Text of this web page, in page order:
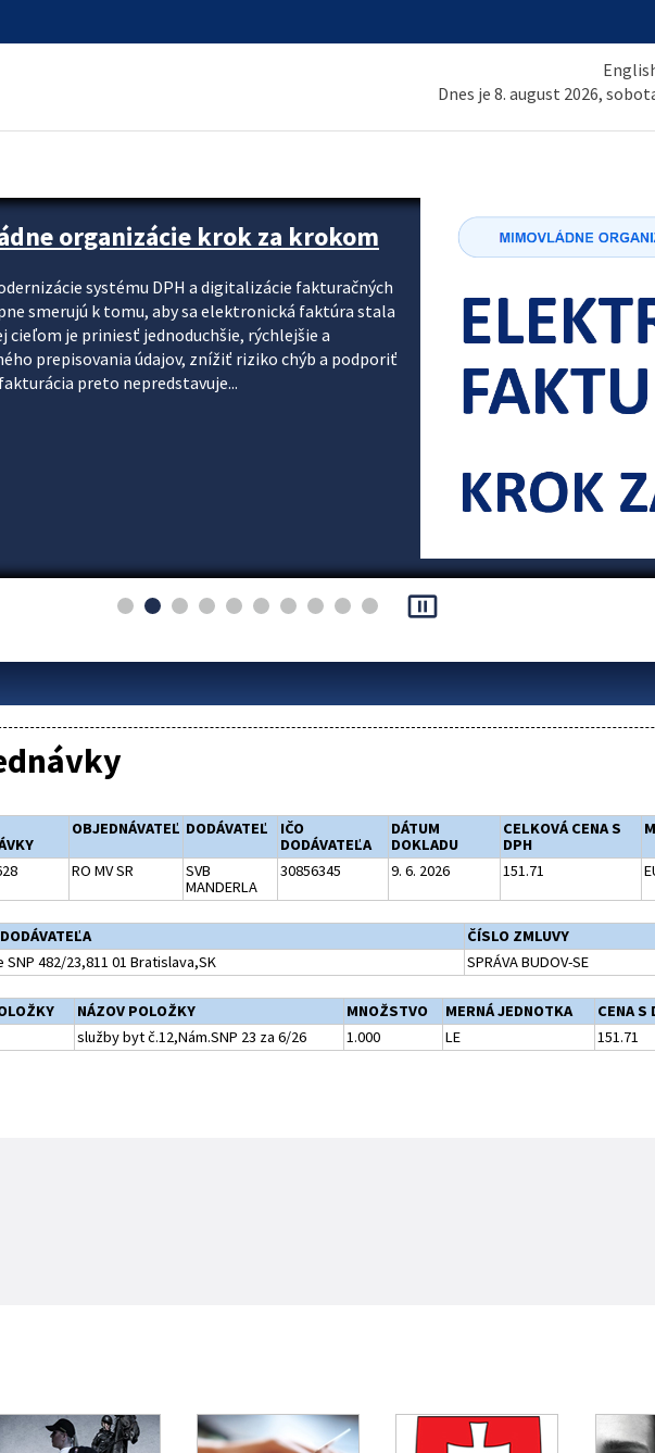
Dnes je 8. august 2026,
organizácie krok za krokom
systému DPH a digitalizácie fakturačných
smerujú k tomu, aby sa elektronická faktúra stala
cieľom je priniesť jednoduchšie, rýchlejšie a
prepisovania údajov, znížiť riziko chýb a podporiť
preto nepredstavuje...
pause_presentation
OBJEDNÁVATEĽ DODÁVATEĽ
IČO
DODÁVATEĽA
DÁTUM
DOKLADU
CELKOVÁ CENA S
DPH
RO MV SR
SVB
MANDERLA
30856345 9. 6. 2026 151.71
ČÍSLO ZMLUVY
SNP 482/23,811 01 Bratislava,SK
SPRÁVA BUDOV-SE
NÁZOV POLOŽKY MNOŽSTVO MERNÁ JEDNOTKA CENA S
služby byt č.12,Nám.SNP 23 za 6/26 1.000 LE 151.71